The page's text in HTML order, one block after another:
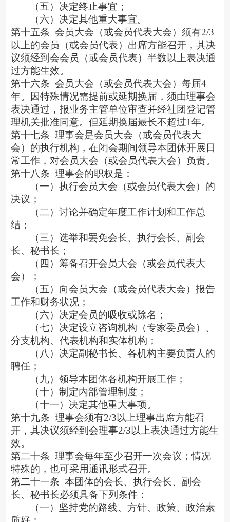
（五）决定终止事宜；
（六）决定其他重大事宜。
第十五条 会员大会（或会员代表大会）须有2/3
以上的会员（或会员代表）出席方能召开，其决
议须经到会会员（或会员代表）半数以上表决通
过方能生效。
第十六条 会员大会（或会员代表大会）每届4
年。因特殊情况需提前或延期换届，须由理事会
表决通过，报业务主管单位审查并经社团登记管
理机关批准同意。但延期换届最长不超过1年。
第十七条 理事会是会员大会（或会员代表大
会）的执行机构，在闭会期间领导本团体开展日
常工作，对会员大会（或会员代表大会）负责。
第十八条 理事会的职权是：
（一）执行会员大会（或会员代表大会）的
决议；
（二）讨论并确定年度工作计划和工作总
结；
（三）选举和罢免会长、执行会长、副会
长、秘书长；
（四）筹备召开会员大会（或会员代表大
会）；
（五）向会员大会（或会员代表大会）报告
工作和财务状况；
（六）决定会员的吸收或除名；
（七）决定设立咨询机构（专家委员会）、
分支机构、代表机构和实体机构；
（八）决定副秘书长、各机构主要负责人的
聘任；
（九）领导本团体各机构开展工作；
（十）制定内部管理制度；
（十一）决定其他重大事项。
第十九条 理事会须有2/3以上理事出席方能召
开，其决议须经到会理事2/3以上表决通过方能生
效。
第二十条 理事会每年至少召开一次会议；情况
特殊的，也可采用通讯形式召开。
第二十一条 本团体的会长、执行会长、副会
长、秘书长必须具备下列条件：
（一）坚持党的路线、方针、政策、政治素